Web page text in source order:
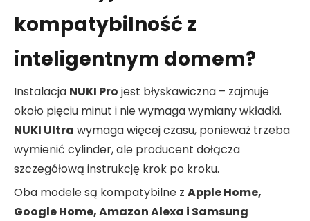
kompatybilność z
inteligentnym domem?
Instalacja NUKI Pro jest błyskawiczna – zajmuje
około pięciu minut i nie wymaga wymiany wkładki.
NUKI Ultra wymaga więcej czasu, ponieważ trzeba
wymienić cylinder, ale producent dołącza
szczegółową instrukcję krok po kroku.
Oba modele są kompatybilne z Apple Home,
Google Home, Amazon Alexa i Samsung